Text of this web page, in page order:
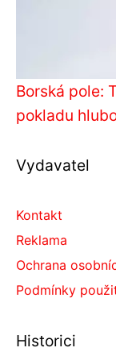
Borská pole:
pokladu
Vydavatel
Kontakt
Reklama
Ochrana
Podmínky
Historici